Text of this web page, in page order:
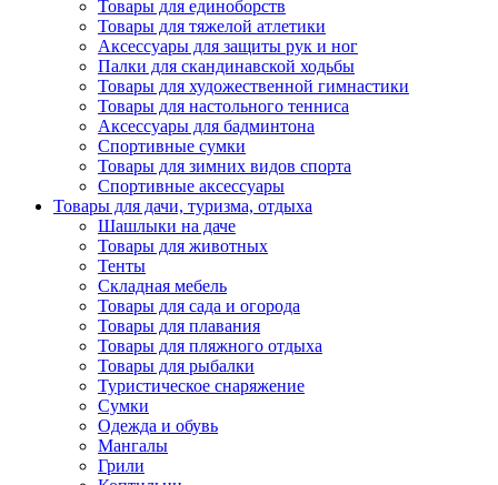
Товары для единоборств
Товары для тяжелой атлетики
Аксессуары для защиты рук и ног
Палки для скандинавской ходьбы
Товары для художественной гимнастики
Товары для настольного тенниса
Аксессуары для бадминтона
Спортивные сумки
Товары для зимних видов спорта
Спортивные аксессуары
Товары для дачи, туризма, отдыха
Шашлыки на даче
Товары для животных
Тенты
Складная мебель
Товары для сада и огорода
Товары для плавания
Товары для пляжного отдыха
Товары для рыбалки
Туристическое снаряжение
Сумки
Одежда и обувь
Мангалы
Грили